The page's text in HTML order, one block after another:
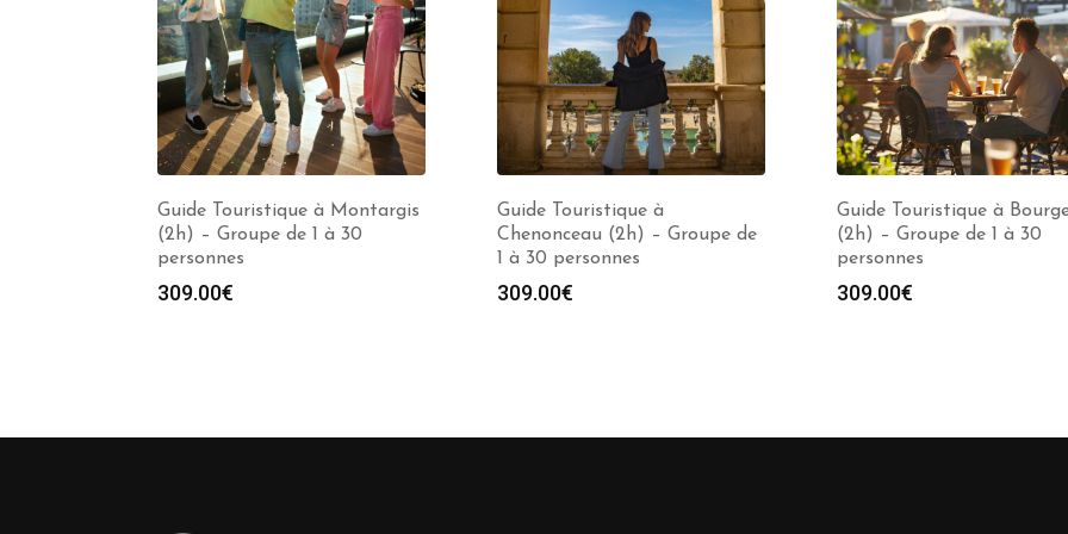
Guide Touristique à Montargis
(2h) – Groupe de 1 à 30
personnes
309.00€
Guide Touristique à
Chenonceau (2h) – Groupe de
1 à 30 personnes
309.00€
Guide Touristique à
(2h) – Groupe de 1 à 30
personnes
309.00€